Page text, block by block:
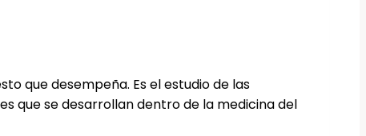
que desempeña. Es el estudio de las
que se desarrollan dentro de la medicina del